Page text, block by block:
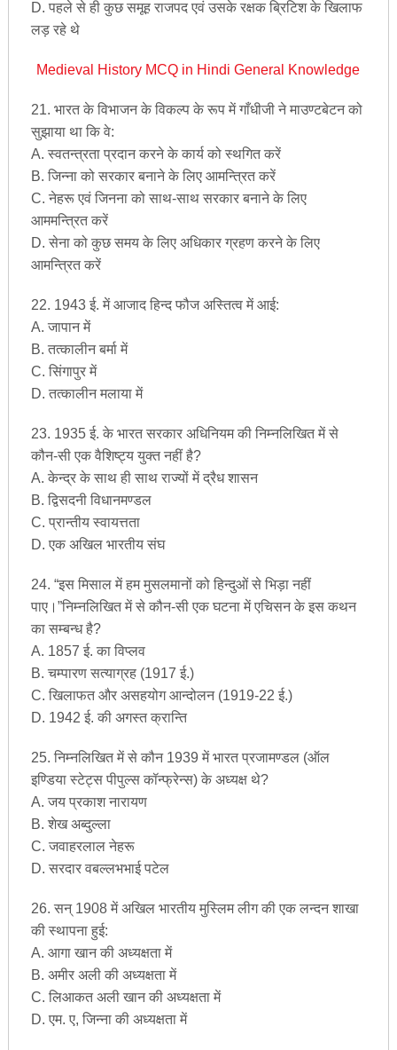
D. पहले से ही कुछ समूह राजपद एवं उसके रक्षक ब्रिटिश के खिलाफ
लड़ रहे थे
Medieval History MCQ in Hindi General Knowledge
21. भारत के विभाजन के विकल्प के रूप में गाँधीजी ने माउण्टबेटन को
सुझाया था कि वे:
A. स्वतन्त्रता प्रदान करने के कार्य को स्थगित करें
B. जिन्ना को सरकार बनाने के लिए आमन्त्रित करें
C. नेहरू एवं जिनना को साथ-साथ सरकार बनाने के लिए
आममन्त्रित करें
D. सेना को कुछ समय के लिए अधिकार ग्रहण करने के लिए
आमन्त्रित करें
22. 1943 ई. में आजाद हिन्द फौज अस्तित्व में आई:
A. जापान में
B. तत्कालीन बर्मा में
C. सिंगापुर में
D. तत्कालीन मलाया में
23. 1935 ई. के भारत सरकार अधिनियम की निम्नलिखित में से
कौन-सी एक वैशिष्ट्य युक्त नहीं है?
A. केन्द्र के साथ ही साथ राज्यों में द्रैध शासन
B. द्विसदनी विधानमण्डल
C. प्रान्तीय स्वायत्तता
D. एक अखिल भारतीय संघ
24. “इस मिसाल में हम मुसलमानों को हिन्दुओं से भिड़ा नहीं
पाए।”निम्नलिखित में से कौन-सी एक घटना में एचिसन के इस कथन
का सम्बन्ध है?
A. 1857 ई. का विप्लव
B. चम्पारण सत्याग्रह (1917 ई.)
C. खिलाफत और असहयोग आन्दोलन (1919-22 ई.)
D. 1942 ई. की अगस्त क्रान्ति
25. निम्नलिखित में से कौन 1939 में भारत प्रजामण्डल (ऑल
इण्डिया स्टेट्स पीपुल्स कॉन्फ्रेन्स) के अध्यक्ष थे?
A. जय प्रकाश नारायण
B. शेख अब्दुल्ला
C. जवाहरलाल नेहरू
D. सरदार वबल्लभभाई पटेल
26. सन् 1908 में अखिल भारतीय मुस्लिम लीग की एक लन्दन शाखा
की स्थापना हुई:
A. आगा खान की अध्यक्षता में
B. अमीर अली की अध्यक्षता में
C. लिआकत अली खान की अध्यक्षता में
D. एम. ए, जिन्ना की अध्यक्षता में